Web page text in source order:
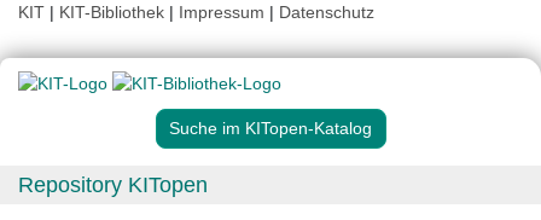
KIT | KIT-Bibliothek | Impressum | Datenschutz
Suche im KITopen-Katalog
Repository KITopen